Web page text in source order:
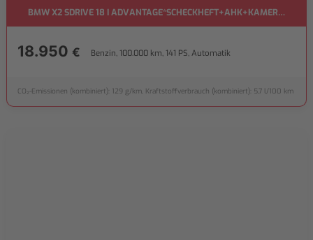
BMW X2 SDRIVE 18 I ADVANTAGE*SCHECKHEFT+AHK+KAMERA*
18.950 € Benzin, 100.000 km, 141 PS, Automatik
CO₂-Emissionen (kombiniert): 129 g/km, Kraftstoffverbrauch (kombiniert): 5,7 l/100 km